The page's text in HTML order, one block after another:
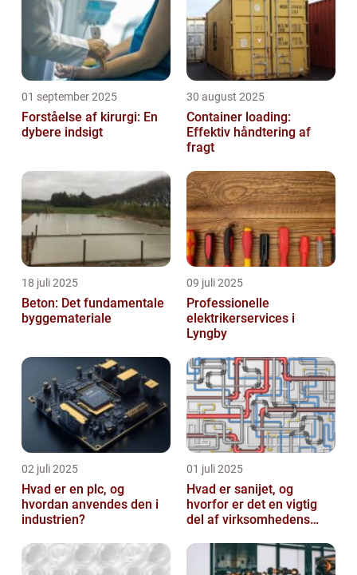
01 september 2025
Forståelse af kirurgi: En
dybere indsigt
30 august 2025
Container loading:
Effektiv håndtering af
fragt
18 juli 2025
Beton: Det fundamentale
byggemateriale
09 juli 2025
Professionelle
elektrikerservices i
Lyngby
02 juli 2025
Hvad er en plc, og
hvordan anvendes den i
industrien?
01 juli 2025
Hvad er sanijet, og
hvorfor er det en vigtig
del af virksomhedens